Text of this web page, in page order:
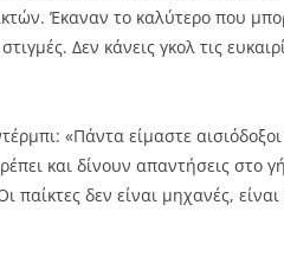
Έκαναν το καλύτερο που
Δεν κάνεις γκολ τις
«Πάντα είμαστε
και δίνουν απαντήσεις στο
δεν είναι μηχανές,